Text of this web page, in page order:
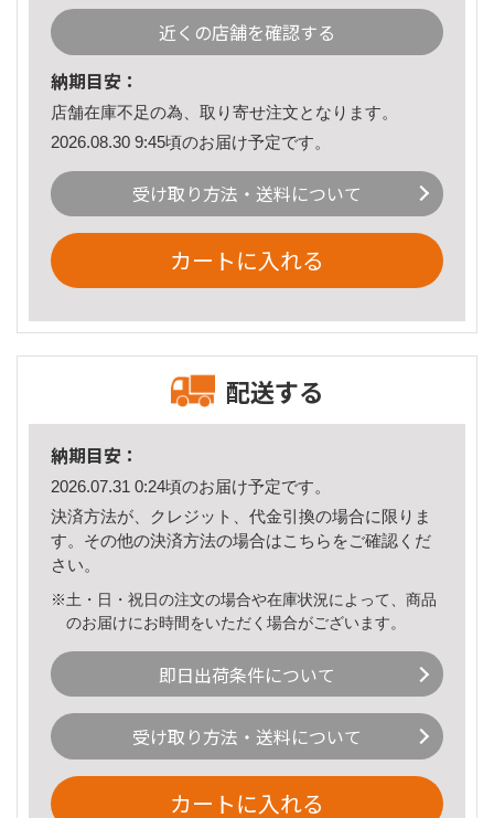
近くの店舗を確認する
納期目安：
店舗在庫不足の為、取り寄せ注文となります。
2026.08.30 9:45頃のお届け予定です。
受け取り方法・送料について
カートに入れる
配送する
納期目安：
2026.07.31 0:24頃のお届け予定です。
決済方法が、クレジット、代金引換の場合に限りま
す。その他の決済方法の場合はこちら をご確認くだ
さい。
※土・日・祝日の注文の場合や在庫状況によって、商品
のお届けにお時間をいただく場合がございます。
即日出荷条件について
受け取り方法・送料について
カートに入れる